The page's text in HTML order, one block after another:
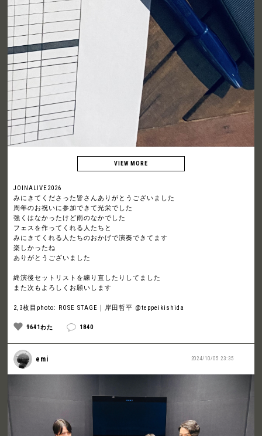
JOINALIVE2026
みにきてくださった皆さんありがとうございました
周年のお祝いに参加できて光栄でした
強くはなかったけど雨のなかでした
フェスを作ってくれる人たちと
みにきてくれる人たちのおかげで演奏できてます
楽しかったね
ありがとうございました
終演後セットリストを練り直したりしてました
また次もよろしくお願いします
2,3枚目photo: ROSE STAGE｜岸田哲平 @teppeikishida
9641わた 1840
2024/10/05 23:35
emi